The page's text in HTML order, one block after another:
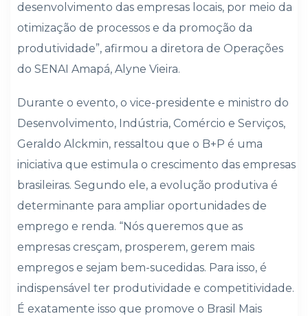
desenvolvimento das empresas locais, por meio da
otimização de processos e da promoção da
produtividade”, afirmou a diretora de Operações
do SENAI Amapá, Alyne Vieira.
Durante o evento, o vice-presidente e ministro do
Desenvolvimento, Indústria, Comércio e Serviços,
Geraldo Alckmin, ressaltou que o B+P é uma
iniciativa que estimula o crescimento das empresas
brasileiras. Segundo ele, a evolução produtiva é
determinante para ampliar oportunidades de
emprego e renda. “Nós queremos que as
empresas cresçam, prosperem, gerem mais
empregos e sejam bem-sucedidas. Para isso, é
indispensável ter produtividade e competitividade.
É exatamente isso que promove o Brasil Mais